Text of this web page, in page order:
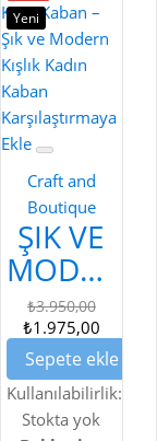
Yeni
Karşılaştırmaya
Ekle
Craft and
Boutique
ŞIK VE
MODERN
RENK
BLOKLU
KAŞE
KABAN
₺3.950,00
₺1.975,00
Sepete ekle
Kullanılabilirlik:
Stokta yok